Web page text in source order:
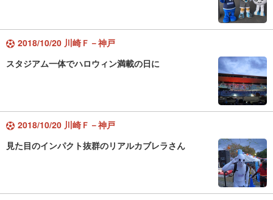
2018/10/20 川崎Ｆ－神戸
スタジアム一体でハロウィン満載の日に
2018/10/20 川崎Ｆ－神戸
見た目のインパクト抜群のリアルカブレラさん